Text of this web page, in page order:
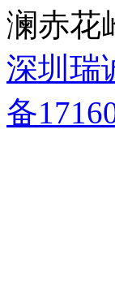
澜赤花
深圳瑞
备